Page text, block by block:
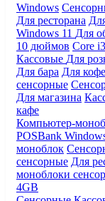
Windows
Для ресторана
Windows 11 Для
10 дюймов Core i3
Кассовые Для
Для бара Для
сенсорные
Для магазина
кафе
Компьютер-
POSBank
моноблок
сенсорные Для
моноблоки
4GB